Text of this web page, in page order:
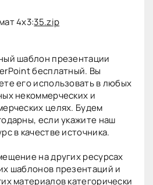
4x3:35.zip
шаблон презентации
бесплатный. Вы
его использовать в любых
некоммерческих и
целях. Будем
если укажите наш
в качестве источника.
на других ресурсах
шаблонов презентаций и
материалов категорически